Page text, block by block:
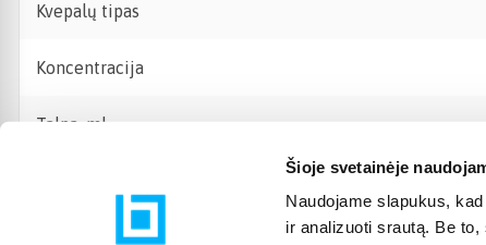
Šioje svetainėje
Naudojame slapukus,
ir analizuoti srautą. Be
Kvepalų tipas
Koncentracija
Talpa, ml